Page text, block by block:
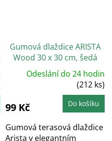
Gumová dlaždice ARISTA
Wood 30 x 30 cm, šedá
Odeslání do 24 hodin
(212 ks)
99 Kč Do košíku
Gumová terasová dlaždice
Arista v elegantním